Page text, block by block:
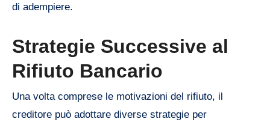
di adempiere.
Strategie Successive al
Rifiuto Bancario
Una volta comprese le motivazioni del rifiuto, il
creditore può adottare diverse strategie per